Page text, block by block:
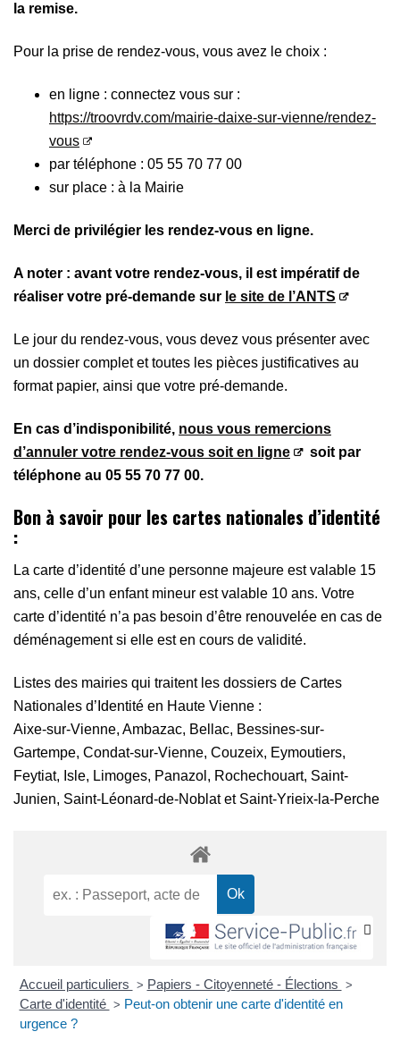
la remise.
Pour la prise de rendez-vous, vous avez le choix :
en ligne : connectez vous sur :
https://troovrdv.com/mairie-daixe-sur-vienne/rendez-
vous
par téléphone : 05 55 70 77 00
sur place : à la Mairie
Merci de privilégier les rendez-vous en ligne.
A noter : avant votre rendez-vous, il est impératif de
réaliser votre pré-demande sur le site de l’ANTS
Le jour du rendez-vous, vous devez vous présenter avec
un dossier complet et toutes les pièces justificatives au
format papier, ainsi que votre pré-demande.
En cas d’indisponibilité, nous vous remercions
d’annuler votre rendez-vous soit en ligne
soit par
téléphone au 05 55 70 77 00.
Bon à savoir pour les cartes nationales d’identité
:
La carte d’identité d’une personne majeure est valable 15
ans, celle d’un enfant mineur est valable 10 ans. Votre
carte d’identité n’a pas besoin d’être renouvelée en cas de
déménagement si elle est en cours de validité.
Listes des mairies qui traitent les dossiers de Cartes
Nationales d’Identité en Haute Vienne :
Aixe-sur-Vienne, Ambazac, Bellac, Bessines-sur-
Gartempe, Condat-sur-Vienne, Couzeix, Eymoutiers,
Feytiat, Isle, Limoges, Panazol, Rochechouart, Saint-
Junien, Saint-Léonard-de-Noblat et Saint-Yrieix-la-Perche
Accueil particuliers > Papiers - Citoyenneté - Élections >
Carte d'identité > Peut-on obtenir une carte d'identité en
urgence ?